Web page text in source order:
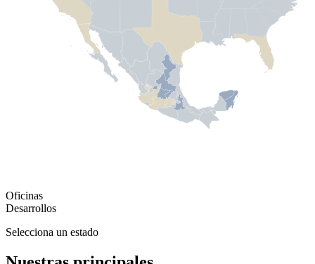
Oficinas
Desarrollos
Selecciona un estado